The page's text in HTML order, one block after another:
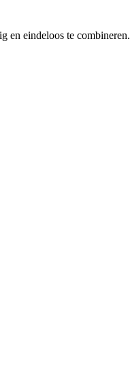
en eindeloos te combineren.